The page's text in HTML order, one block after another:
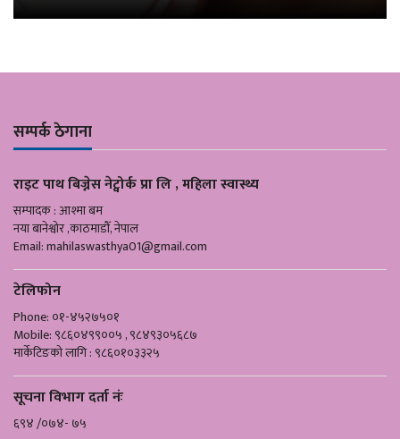
सम्पर्क ठेगाना
राइट पाथ बिज्नेस नेट्वोर्क प्रा लि , महिला स्वास्थ्य
सम्पादक : आश्मा बम
नया बानेश्वोर ,काठमाडौँ, नेपाल
Email:mahilaswasthya01@gmail.com
टेलिफोन
Phone: ०१-४५२७५०१
Mobile: ९८६०४९९००५ , ९८४९३०५६८७
मार्केटिङको लागि : ९८६०१०३३२५
सूचना विभाग दर्ता नंः
६९४ /०७४- ७५